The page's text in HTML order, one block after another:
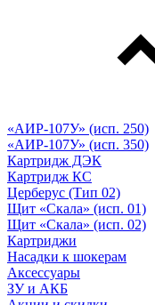
«АИР-107У» (исп. 250)
«АИР-107У» (исп. 350)
Картридж ДЭК
Картридж КС
Церберус (Тип 02)
Щит «Скала» (исп. 01)
Щит «Скала» (исп. 02)
Картриджи
Насадки к шокерам
Аксессуары
ЗУ и АКБ